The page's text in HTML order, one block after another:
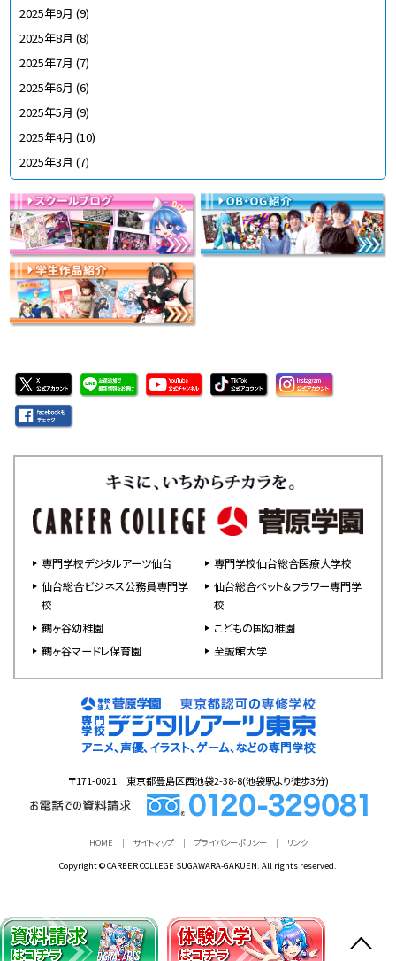
2025年9月 (9)
2025年8月 (8)
2025年7月 (7)
2025年6月 (6)
2025年5月 (9)
2025年4月 (10)
2025年3月 (7)
専門学校デジタルアーツ仙台
専門学校仙台総合医療大学校
仙台総合ビジネス公務員専門学
校
仙台総合ペット＆フラワー専門学
校
鶴ヶ谷幼稚園
こどもの国幼稚園
鶴ヶ谷マードレ保育園
至誠館大学
〒171-0021 東京都豊島区西池袋2-38-8(池袋駅より徒歩3分)
Copyright © CAREER COLLEGE SUGAWARA-GAKUEN. All rights reserved.
HOME サイトマップ プライバシーポリシー リンク